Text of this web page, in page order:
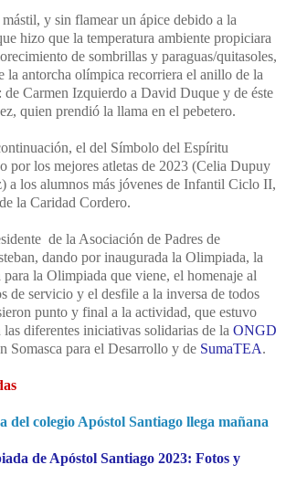
y sin flamear un ápice debido a la
hizo que la temperatura ambiente propiciara
de sombrillas y paraguas/quitasoles,
la antorcha olímpica recorriera el anillo de la
de Carmen Izquierdo a David Duque y de éste
quien prendió la llama en el pebetero.
el del Símbolo del Espíritu
por los mejores atletas de 2023 (Celia Dupuy
a los alumnos más jóvenes de Infantil Ciclo II,
la Caridad Cordero.
de la Asociación de Padres de
dando por inaugurada la Olimpiada, la
para la Olimpiada que viene, el homenaje al
de servicio y el desfile a la inversa de todos
punto y final a la actividad, que estuvo
diferentes iniciativas solidarias de la ONGD
Somasca para el Desarrollo y de SumaTEA.
colegio Apóstol Santiago llega mañana
de Apóstol Santiago 2023: Fotos y